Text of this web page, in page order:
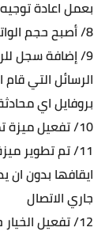
بعمل اعادة
8/ أصبح حجم الواتساب 36 ميقا بدلاً من 47
9/ ‏إضافة سجل
الرسائل التي
بروفايل اي
10/ تفعيل ميزة تمييز الرسالة كمقروءة من الإشعارات
11/ تم تطوير
ايقافها بدون
جاري الاتصال
12/ تفعيل